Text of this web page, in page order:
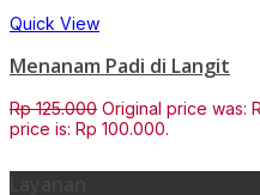
Quick View
Menanam Padi di Langit
Rp125.000 Original price was:
price is: Rp 100.000.